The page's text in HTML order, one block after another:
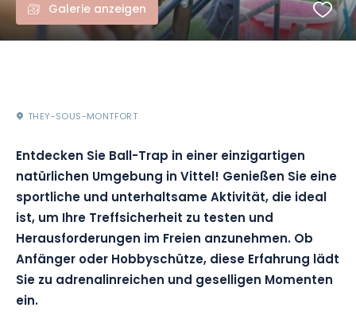
Galerie anzeigen
THEY-SOUS-MONTFORT
Entdecken Sie Ball-Trap in einer einzigartigen
natürlichen Umgebung in Vittel! Genießen Sie eine
sportliche und unterhaltsame Aktivität, die ideal
ist, um Ihre Treffsicherheit zu testen und
Herausforderungen im Freien anzunehmen. Ob
Anfänger oder Hobbyschütze, diese Erfahrung lädt
Sie zu adrenalinreichen und geselligen Momenten
ein.